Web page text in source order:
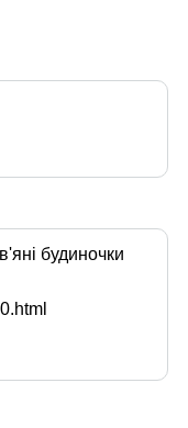
будиночки